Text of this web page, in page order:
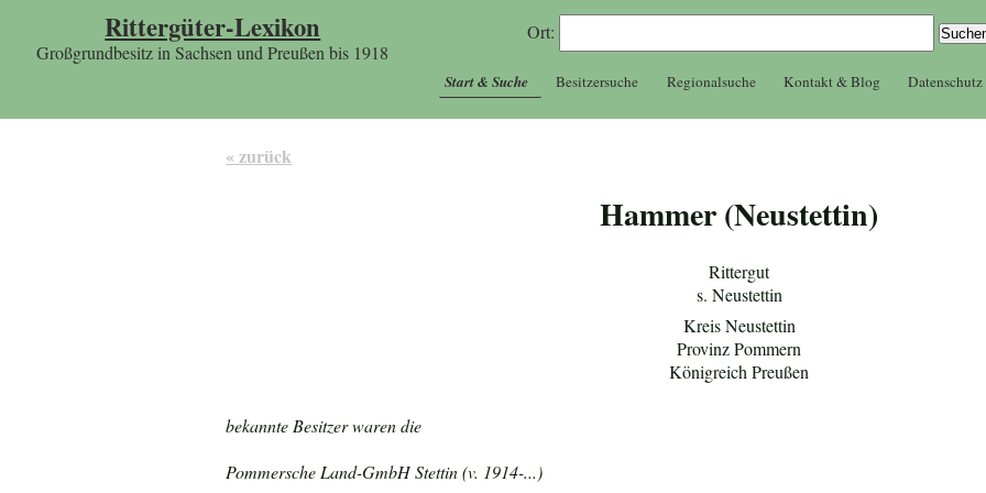
Rittergüter-Lexikon
Großgrundbesitz in Sachsen und Preußen bis 1918
Ort:
Start & Suche Besitzersuche Regionalsuche Kontakt & Blog Datenschutz
« zurück
Hammer (Neustettin)
Rittergut
s. Neustettin
Kreis Neustettin
Provinz Pommern
Königreich Preußen
bekannte Besitzer waren die
Pommersche Land-GmbH Stettin (v. 1914-...)